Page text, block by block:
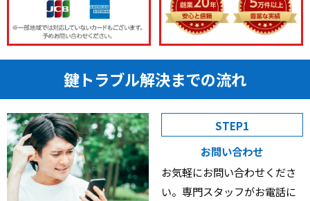
鍵トラブル解決までの流れ
STEP1
お問い合わせ
お気軽にお問い合わせくださ
い。専門スタッフがお電話に